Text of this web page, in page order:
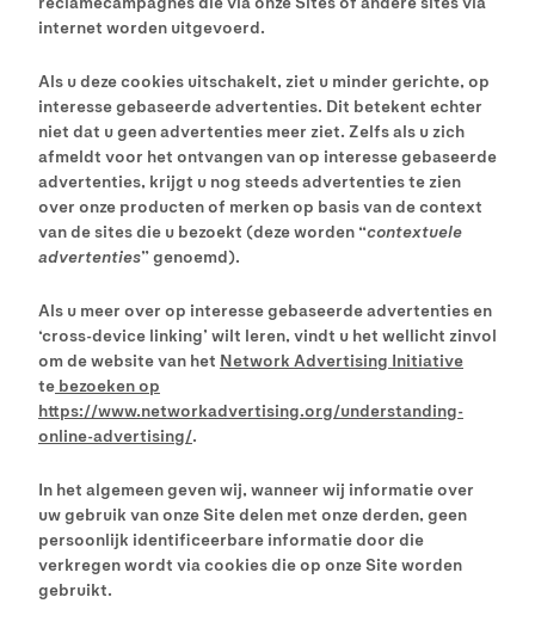
internet worden uitgevoerd.
Als u deze cookies uitschakelt, ziet u minder gerichte, op
interesse gebaseerde advertenties. Dit betekent echter
niet dat u geen advertenties meer ziet. Zelfs als u zich
afmeldt voor het ontvangen van op interesse gebaseerde
advertenties, krijgt u nog steeds advertenties te zien
over onze producten of merken op basis van de context
van de sites die u bezoekt (deze worden “contextuele
advertenties” genoemd).
Als u meer over op interesse gebaseerde advertenties en
‘cross-device linking’ wilt leren, vindt u het wellicht zinvol
om de website van het Network Advertising Initiative
te bezoeken op
https://www.networkadvertising.org/understanding-
online-advertising/.
In het algemeen geven wij, wanneer wij informatie over
uw gebruik van onze Site delen met onze derden, geen
persoonlijk identificeerbare informatie door die
verkregen wordt via cookies die op onze Site worden
gebruikt.